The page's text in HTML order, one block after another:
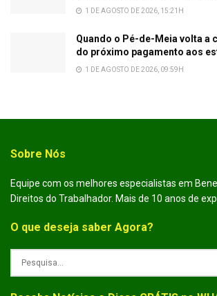
1 DE AGOSTO DE 2026, 15:21H
Quando o Pé-de-Meia volta a
do próximo pagamento aos
1 DE AGOSTO DE 2026, 09:59H
Sobre Nós
Equipe com os melhores especialistas em
Direitos do Trabalhador. Mais de 10 anos de
O que deseja saber Agora?